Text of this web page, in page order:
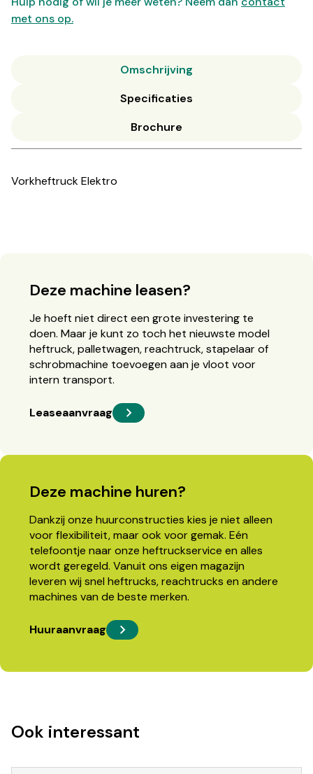
met ons op.
Omschrijving
Specificaties
Brochure
Vorkheftruck Elektro
Deze machine leasen?
Je hoeft niet direct een grote investering te
doen. Maar je kunt zo toch het nieuwste model
heftruck, palletwagen, reachtruck, stapelaar of
schrobmachine toevoegen aan je vloot voor
intern transport.
Leaseaanvraag
Deze machine huren?
Dankzij onze huurconstructies kies je niet alleen
voor flexibiliteit, maar ook voor gemak. Eén
telefoontje naar onze heftruckservice en alles
wordt geregeld. Vanuit ons eigen magazijn
leveren wij snel heftrucks, reachtrucks en andere
machines van de beste merken.
Huuraanvraag
Ook interessant